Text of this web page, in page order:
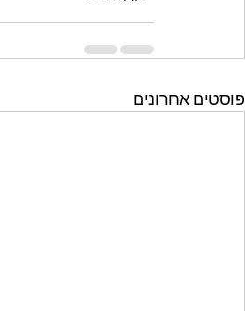
פוסטים אחרונים